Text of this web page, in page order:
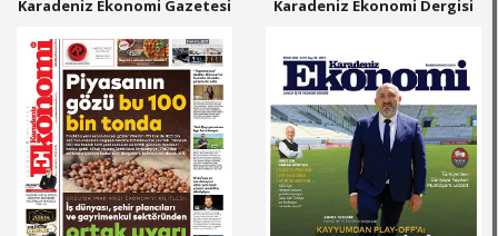
Karadeniz Ekonomi Gazetesi Karadeniz Ekonomi Dergisi